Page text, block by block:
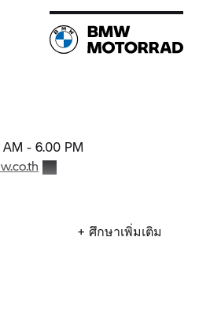
- 6.00 PM
+ ศึกษาเพิ่มเติม